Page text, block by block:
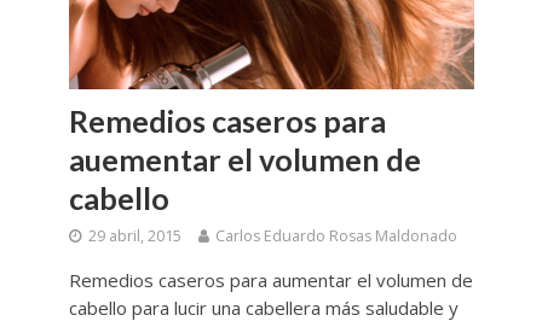
Remedios caseros para
auementar el volumen de
cabello
29 abril, 2015 Carlos Eduardo Rosas Maldonado
Remedios caseros para aumentar el volumen de
cabello para lucir una cabellera más saludable y